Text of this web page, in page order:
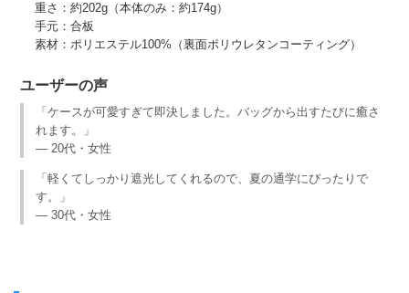
重さ：約202g（本体のみ：約174g）
手元：合板
素材：ポリエステル100%（裏面ポリウレタンコーティング）
ユーザーの声
「ケースが可愛すぎて即決しました。バッグから出すたびに癒さ
れます。」
— 20代・女性
「軽くてしっかり遮光してくれるので、夏の通学にぴったりで
す。」
— 30代・女性